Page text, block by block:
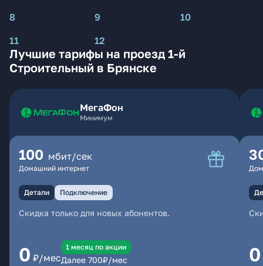
8
9
10
11
12
Лучшие тарифы на проезд 1-й
Строительный в Брянске
МегаФон
Минимум
100 мбит/сек
Домашний интернет
Детали Подключение
Скидка только для новых абонентов.
0 ₽/мес
1 месяц по акции
Далее 700₽/мес 0